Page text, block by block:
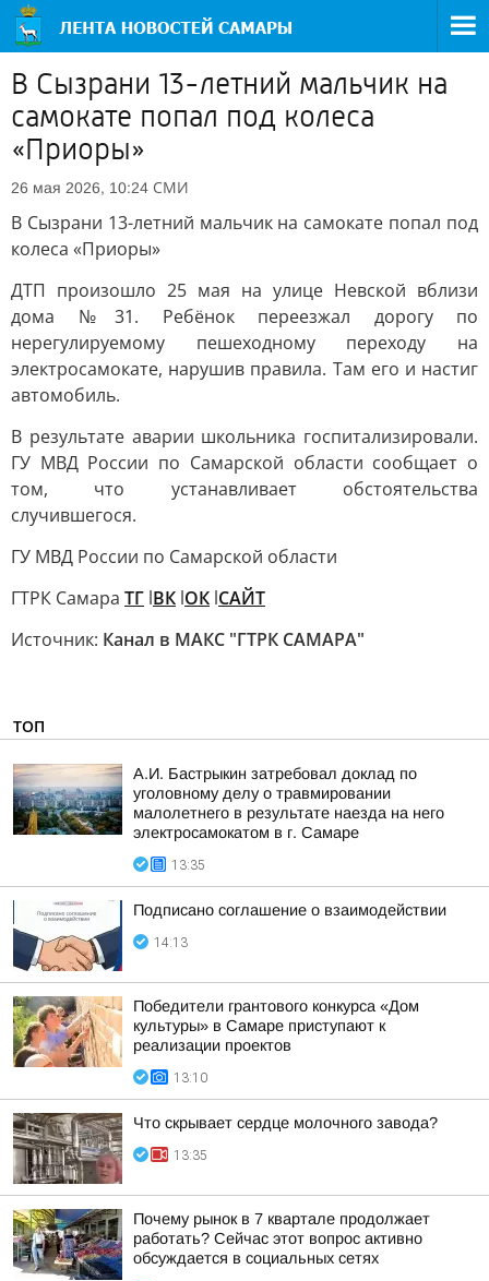
В Сызрани 13-летний мальчик на
самокате попал под колеса
«Приоры»
26 мая 2026, 10:24 СМИ
В Сызрани 13-летний мальчик на самокате попал под
колеса «Приоры»
ДТП произошло 25 мая на улице Невской вблизи
дома №31. Ребёнок переезжал дорогу по
нерегулируемому пешеходному переходу на
электросамокате, нарушив правила. Там его и настиг
автомобиль.
В результате аварии школьника госпитализировали.
ГУ МВД России по Самарской области сообщает о
том, что устанавливает обстоятельства
случившегося.
ГУ МВД России по Самарской области
ГТРК Самара ТГ lВК lОК lСАЙТ
Источник: Канал в МАКС "ГТРК САМАРА"
ТОП
А.И. Бастрыкин затребовал доклад по
уголовному делу о травмировании
малолетнего в результате наезда на него
электросамокатом в г. Самаре
13:35
Подписано соглашение о взаимодействии
14:13
Победители грантового конкурса «Дом
культуры» в Самаре приступают к
реализации проектов
13:10
Что скрывает сердце молочного завода?
13:35
Почему рынок в 7 квартале продолжает
работать? Сейчас этот вопрос активно
обсуждается в социальных сетях